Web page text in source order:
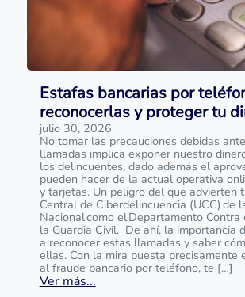
Estafas bancarias por
reconocerlas y proteger tu
julio 30, 2026
No tomar las precauciones debidas
llamadas implica exponer nuestro
los delincuentes, dado además el
pueden hacer de la actual operativa
y tarjetas. Un peligro del que advierten
Central de Ciberdelincuencia (UCC) de
Nacional como el Departamento Contra
la Guardia Civil. De ahí, la importancia
a reconocer estas llamadas y saber
ellas. Con la mira puesta precisamente
al fraude bancario por teléfono, te […]
Ver más...